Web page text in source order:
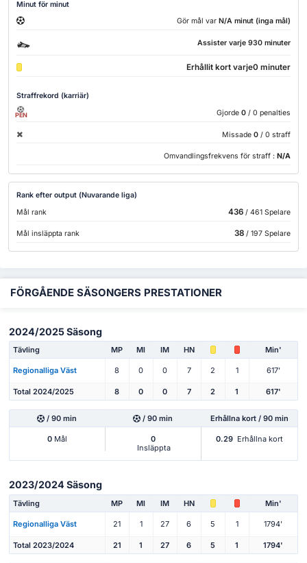
Minut för minut
Gör mål var N/A minut (inga mål)
Assister varje 930 minuter
Erhållit kort varje0 minuter
Straffrekord (karriär)
PEN Gjorde 0 / 0 penalties
Missade 0 / 0 straff
Omvandlingsfrekvens för straff : N/A
Rank efter output (Nuvarande liga)
Mål rank
436/ 461 Spelare
Mål insläppta rank 38/ 197 Spelare
FÖRGÅENDE SÄSONGERS PRESTATIONER
2024/2025 Säsong
Tävling MP Ml IM HN Min'
Regionalliga Väst 8 0 0 7 2 1 617'
Total 2024/2025 8 0 0 7 2 1 617'
/ 90 min / 90 min Erhållna kort / 90 min
0Mål
0
Insläppta
0.29 Erhållna kort
2023/2024 Säsong
Tävling MP Ml IM HN Min'
Regionalliga Väst 21 1 27 6 5 1 1794'
Total 2023/2024 21 1 27 6 5 1 1794'